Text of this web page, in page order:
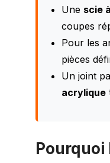
Une scie
coupes
Pour les
pièces
Un joint
acrylique
Pourquoi